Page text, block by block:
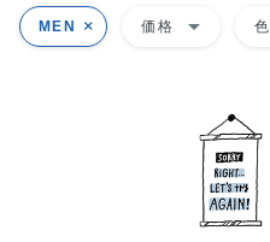
MEN 価格 arrow_drop_down 色